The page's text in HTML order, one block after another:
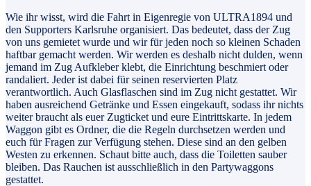
Wie ihr wisst, wird die Fahrt in Eigenregie von ULTRA1894 und
den Supporters Karlsruhe organisiert. Das bedeutet, dass der Zug
von uns gemietet wurde und wir für jeden noch so kleinen Schaden
haftbar gemacht werden. Wir werden es deshalb nicht dulden, wenn
jemand im Zug Aufkleber klebt, die Einrichtung beschmiert oder
randaliert. Jeder ist dabei für seinen reservierten Platz
verantwortlich. Auch Glasflaschen sind im Zug nicht gestattet. Wir
haben ausreichend Getränke und Essen eingekauft, sodass ihr nichts
weiter braucht als euer Zugticket und eure Eintrittskarte. In jedem
Waggon gibt es Ordner, die die Regeln durchsetzen werden und
euch für Fragen zur Verfügung stehen. Diese sind an den gelben
Westen zu erkennen. Schaut bitte auch, dass die Toiletten sauber
bleiben. Das Rauchen ist ausschließlich in den Partywaggons
gestattet.